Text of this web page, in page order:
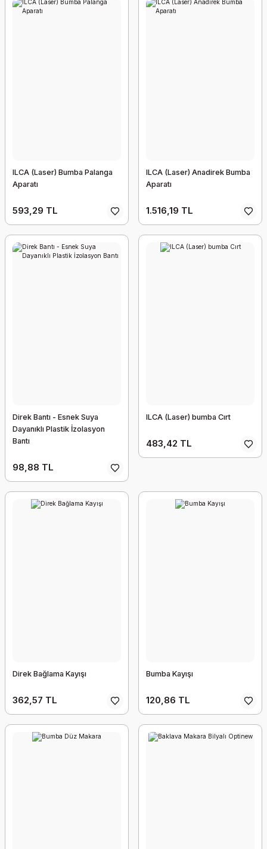
ILCA (Laser) Bumba Palanga
Aparatı
593,29 TL
ILCA (Laser) Anadirek Bumba
Aparatı
1.516,19 TL
Direk Bantı - Esnek Suya
Dayanıklı Plastik İzolasyon
Bantı
98,88 TL
ILCA (Laser) bumba Cırt
483,42 TL
Direk Bağlama Kayışı
362,57 TL
Bumba Kayışı
120,86 TL